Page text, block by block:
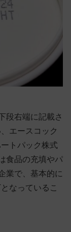
段右端に記載さ
エースコック
トパック株式
食品の充填やパ
業で、基本的に
なっているこ